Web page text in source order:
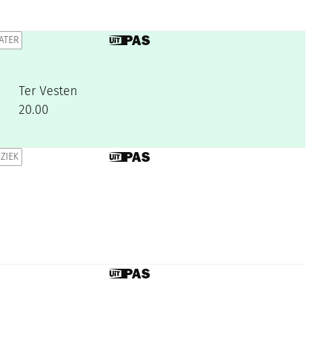
Ter Vesten
20.00
Dit is een UiTPAS activiteit.
Dit is een UiTPAS activiteit.
Dit is een UiTPAS activiteit.